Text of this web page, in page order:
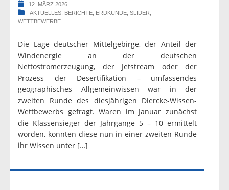
12. MÄRZ 2026
AKTUELLES BERICHTE ERDKUNDE SLIDER
WETTBEWERBE
Die Lage deutscher Mittelgebirge, der Anteil der
Windenergie an der deutschen
Nettostromerzeugung, der Jetstream oder der
Prozess der Desertifikation – umfassendes
geographisches Allgemeinwissen war in der
zweiten Runde des diesjährigen Diercke-Wissen-
Wettbewerbs gefragt. Waren im Januar zunächst
die Klassensieger der Jahrgänge 5 – 10 ermittelt
worden, konnten diese nun in einer zweiten Runde
ihr Wissen unter […]